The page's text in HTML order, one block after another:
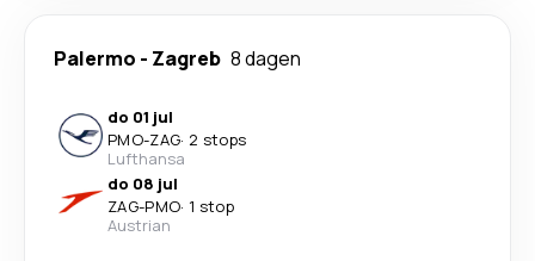
Palermo - Zagreb 8 dagen
do 01 jul
PMO-ZAG· 2 stops
Lufthansa
do 08 jul
ZAG-PMO· 1 stop
Austrian